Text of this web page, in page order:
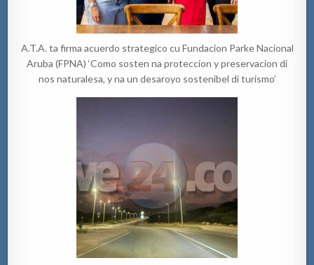
A.T.A. ta firma acuerdo strategico cu Fundacion Parke Nacional
Aruba (FPNA) ‘Como sosten na proteccion y preservacion di
nos naturalesa, y na un desaroyo sostenibel di turismo’